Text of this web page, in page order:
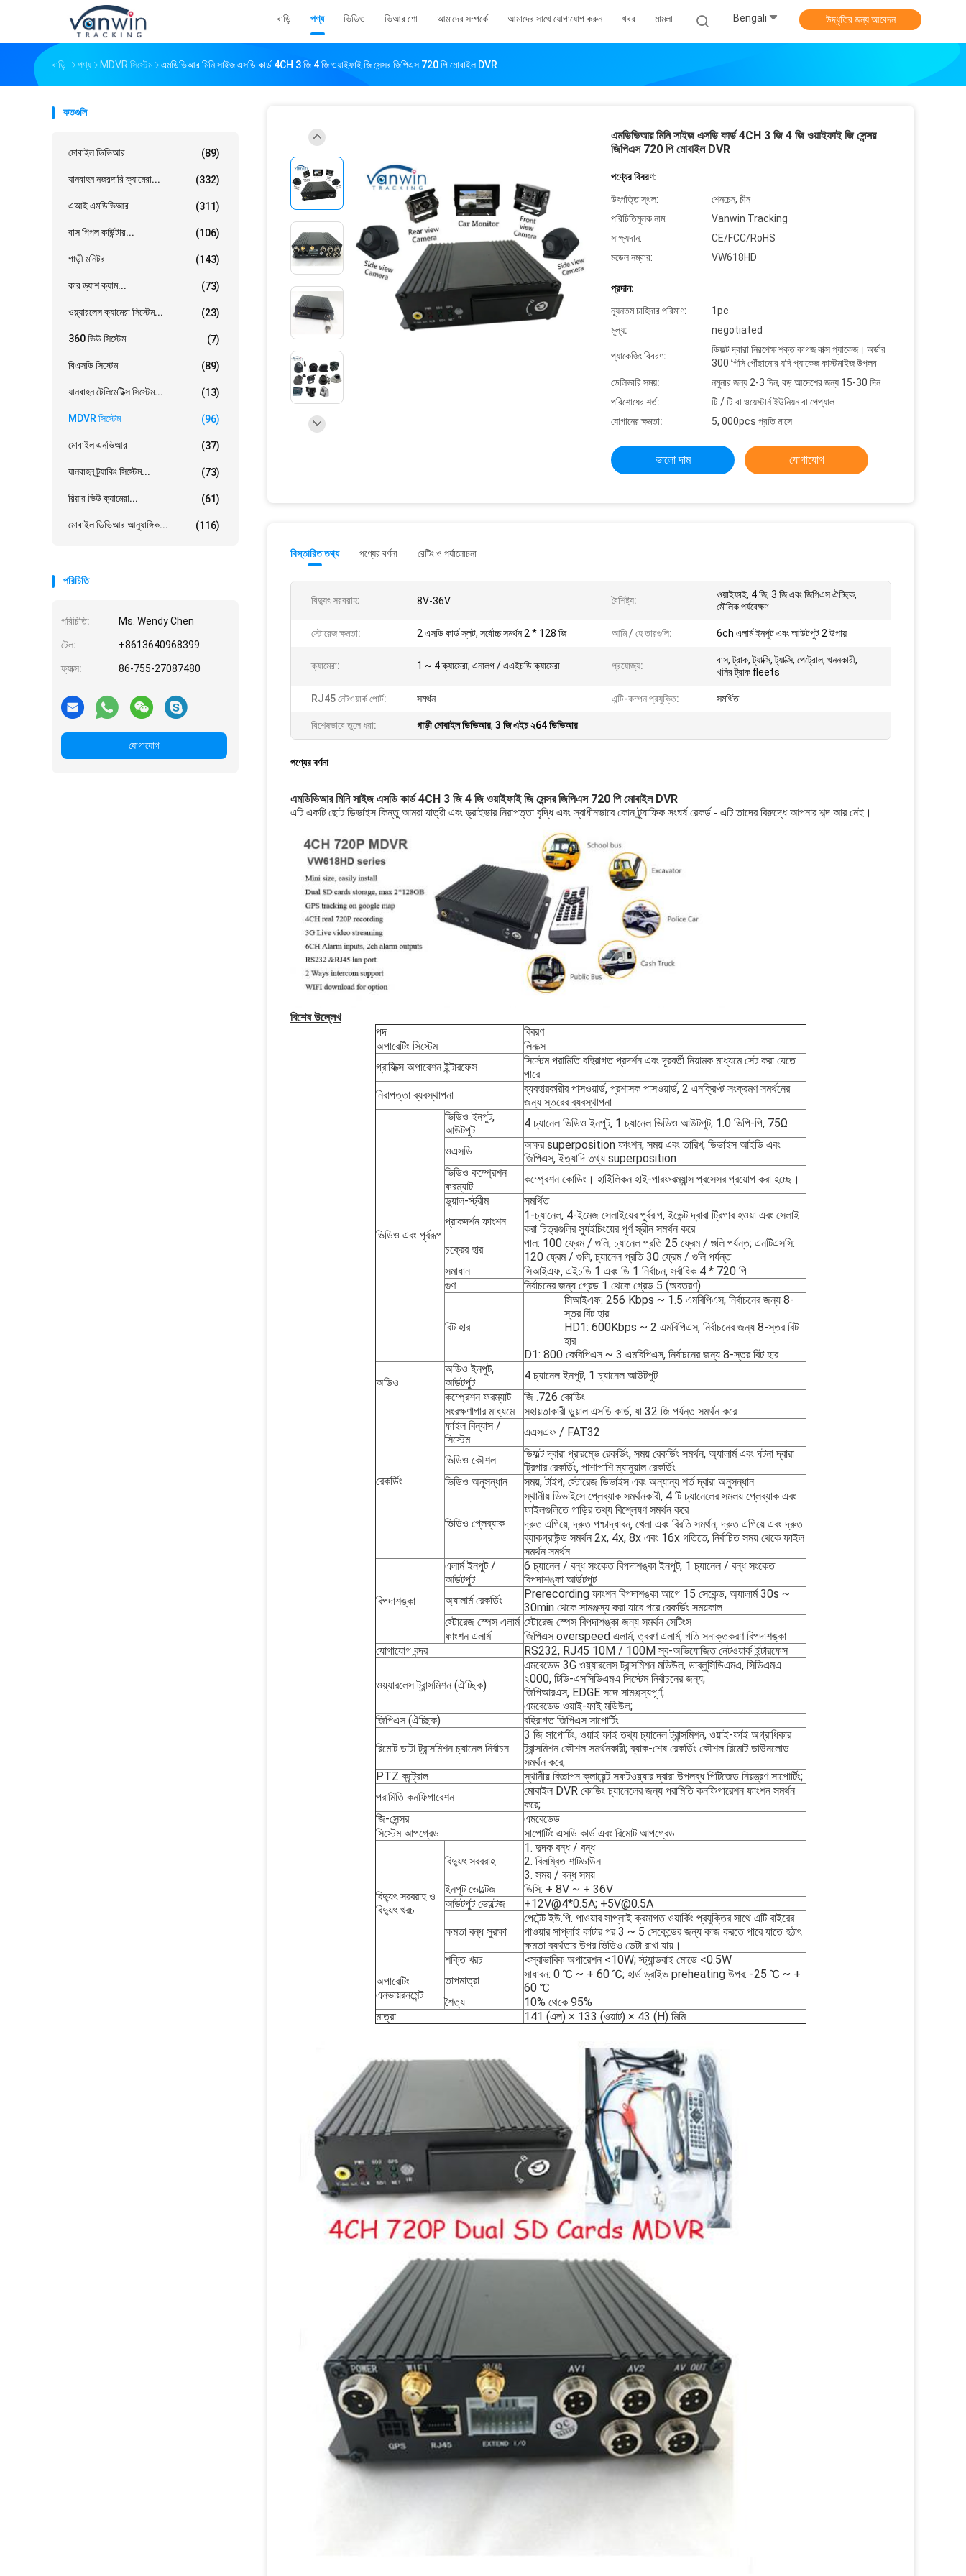
বাড়ি পণ্য ভিডিও ভিআর শো আমাদের সম্পর্কে আমাদের সাথে যোগাযোগ করুন খবর মামলা Bengali উদ্ধৃতির জন্য আবেদন
বাড়ি পণ্য MDVR সিস্টেম এমডিভিআর মিনি সাইজ এসডি কার্ড 4CH 3 জি 4 জি ওয়াইফাই জি সেন্সর জিপিএস 720 পি মোবাইল DVR
কতগুলি
মোবাইল ডিভিআর (89)
যানবাহন নজরদারি ক্যামেরা... (332)
এআই এমডিভিআর (311)
বাস পিপল কাউন্টার... (106)
গাড়ী মনিটর (143)
কার ড্যাশ ক্যাম... (73)
ওয়্যারলেস ক্যামেরা সিস্টেম... (23)
360 ভিউ সিস্টেম (7)
বিএসডি সিস্টেম (89)
যানবাহন টেলিমেটিক্স সিস্টেম... (13)
MDVR সিস্টেম (96)
মোবাইল এনভিআর (37)
যানবাহন ট্র্যাকিং সিস্টেম... (73)
রিয়ার ভিউ ক্যামেরা... (61)
মোবাইল ডিভিআর আনুষাঙ্গিক... (116)
পরিচিতি
পরিচিতি: Ms. Wendy Chen
টেল: +8613640968399
ফ্যাক্স: 86-755-27087480
যোগাযোগ
এমডিভিআর মিনি সাইজ এসডি কার্ড 4CH 3 জি 4 জি ওয়াইফাই জি সেন্সর
জিপিএস 720 পি মোবাইল DVR
পণ্যের বিবরণ:
উৎপত্তি স্থল:
শেনচেন, চীন
পরিচিতিমুলক নাম:
Vanwin Tracking
সাক্ষ্যদান:
CE/FCC/RoHS
মডেল নম্বার:
VW618HD
প্রদান:
ন্যূনতম চাহিদার পরিমাণ:
1pc
মূল্য:
negotiated
প্যাকেজিং বিবরণ:
ডিফল্ট দ্বারা নিরপেক্ষ শক্ত কাগজ বাক্স প্যাকেজ। অর্ডার
300 পিসি পৌঁছানোর যদি প্যাকেজ কাস্টমাইজ উপলব
ডেলিভারি সময়:
নমুনার জন্য 2-3 দিন, বড় আদেশের জন্য 15-30 দিন
পরিশোধের শর্ত:
টি / টি বা ওয়েস্টার্ন ইউনিয়ন বা পেপ্যাল
যোগানের ক্ষমতা:
5, 000pcs প্রতি মাসে
ভালো দাম যোগাযোগ
বিস্তারিত তথ্য পণ্যের বর্ণনা রেটিং ও পর্যালোচনা
বিদ্যুৎ সরবরাহ: 8V-36V বৈশিষ্ট্য:
ওয়াইফাই, 4 জি, 3 জি এবং জিপিএস ঐচ্ছিক,
মৌলিক পর্যবেক্ষণ
স্টোরেজ ক্ষমতা: 2 এসডি কার্ড স্লট, সর্বোচ্চ সমর্থন 2 * 128 জি আমি / হে তারগুলি: 6ch এলার্ম ইনপুট এবং আউটপুট 2 উপায়
ক্যামেরা: 1 ~ 4 ক্যামেরা; এনালগ / এএইচডি ক্যামেরা প্রযোজ্য:
বাস, ট্রাক, ট্যাক্সি, ট্যাক্সি, পেট্রোল, খননকারী,
খনির ট্রাক fleets
RJ45 নেটওয়ার্ক পোর্ট: সমর্থন এন্টি-কম্পন প্রযুক্তি: সমর্থিত
বিশেষভাবে তুলে ধরা: গাড়ী মোবাইল ডিভিআর, 3 জি এইচ ২64 ডিভিআর
পণ্যের বর্ণনা
এমডিভিআর মিনি সাইজ এসডি কার্ড 4CH 3 জি 4 জি ওয়াইফাই জি সেন্সর জিপিএস 720 পি মোবাইল DVR
এটি একটি ছোট ডিভাইস কিন্তু আমরা যাত্রী এবং ড্রাইভার নিরাপত্তা বৃদ্ধি এবং স্বাধীনভাবে কোন ট্র্যাফিক সংঘর্ষ রেকর্ড - এটি তাদের বিরুদ্ধে আপনার শব্দ আর নেই।
বিশেষ উল্লেখ
পদ
বিবরণ
অপারেটিং সিস্টেম
লিনাক্স
গ্রাফিক্স অপারেশন ইন্টারফেস
সিস্টেম পরামিতি বহিরাগত প্রদর্শন এবং দূরবর্তী নিয়ামক মাধ্যমে সেট করা যেতে
পারে
নিরাপত্তা ব্যবস্থাপনা
ব্যবহারকারীর পাসওয়ার্ড, প্রশাসক পাসওয়ার্ড, 2 এনক্রিপ্ট সংক্রমণ সমর্থনের
জন্য স্তরের ব্যবস্থাপনা
ভিডিও এবং পূর্বরূপ
ভিডিও ইনপুট,
আউটপুট
4 চ্যানেল ভিডিও ইনপুট, 1 চ্যানেল ভিডিও আউটপুট; 1.0 ভিপি-পি, 75Ω
ওএসডি
অক্ষর superposition ফাংশন, সময় এবং তারিখ, ডিভাইস আইডি এবং
জিপিএস, ইত্যাদি তথ্য superposition
ভিডিও কম্প্রেশন
ফরম্যাট
কম্প্রেশন কোডিং। হাইিলিকন হাই-পারফরম্যান্স প্রসেসর প্রয়োগ করা হচ্ছে।
ডুয়াল-স্ট্রীম
সমর্থিত
প্রাকদর্শন ফাংশন
1-চ্যানেল, 4-ইমেজ সেলাইয়ের পূর্বরূপ, ইভেন্ট দ্বারা ট্রিগার হওয়া এবং সেলাই
করা চিত্রগুলির স্যুইচিংয়ের পূর্ণ স্ক্রীন সমর্থন করে
চক্রের হার
পাল: 100 ফ্রেম / গুলি, চ্যানেল প্রতি 25 ফ্রেম / গুলি পর্যন্ত; এনটিএসসি:
120 ফ্রেম / গুলি, চ্যানেল প্রতি 30 ফ্রেম / গুলি পর্যন্ত
সমাধান
সিআইএফ, এইচডি 1 এবং ডি 1 নির্বাচন, সর্বাধিক 4 * 720 পি
গুণ
নির্বাচনের জন্য গ্রেড 1 থেকে গ্রেড 5 (অবতরণ)
বিট হার
সিআইএফ: 256 Kbps ~ 1.5 এমবিপিএস, নির্বাচনের জন্য 8-
স্তর বিট হার
HD1: 600Kbps ~ 2 এমবিপিএস, নির্বাচনের জন্য 8-স্তর বিট
হার
D1: 800 কেবিপিএস ~ 3 এমবিপিএস, নির্বাচনের জন্য 8-স্তর বিট হার
অডিও
অডিও ইনপুট,
আউটপুট
4 চ্যানেল ইনপুট, 1 চ্যানেল আউটপুট
কম্প্রেশন ফরম্যাট
জি .726 কোডিং
রেকর্ডিং
সংরক্ষণাগার মাধ্যমে
সহায়তাকারী ডুয়াল এসডি কার্ড, যা 32 জি পর্যন্ত সমর্থন করে
ফাইল বিন্যাস /
সিস্টেম
এএসএফ / FAT32
ভিডিও কৌশল
ডিফল্ট দ্বারা প্রারম্ভে রেকর্ডিং, সময় রেকর্ডিং সমর্থন, অ্যালার্ম এবং ঘটনা দ্বারা
ট্রিগার রেকর্ডিং, পাশাপাশি ম্যানুয়াল রেকর্ডিং
ভিডিও অনুসন্ধান
সময়, টাইপ, স্টোরেজ ডিভাইস এবং অন্যান্য শর্ত দ্বারা অনুসন্ধান
ভিডিও প্লেব্যাক
স্থানীয় ডিভাইসে প্লেব্যাক সমর্থনকারী, 4 টি চ্যানেলের সমলয় প্লেব্যাক এবং
ফাইলগুলিতে গাড়ির তথ্য বিশ্লেষণ সমর্থন করে
দ্রুত এগিয়ে, দ্রুত পশ্চাদ্ধাবন, খেলা এবং বিরতি সমর্থন, দ্রুত এগিয়ে এবং দ্রুত
ব্যাকগ্রাউন্ড সমর্থন 2x, 4x, 8x এবং 16x গতিতে, নির্বাচিত সময় থেকে ফাইল
সমর্থন সমর্থন
বিপদাশঙ্কা
এলার্ম ইনপুট /
আউটপুট
6 চ্যানেল / বন্ধ সংকেত বিপদাশঙ্কা ইনপুট, 1 চ্যানেল / বন্ধ সংকেত
বিপদাশঙ্কা আউটপুট
অ্যালার্ম রেকর্ডিং
Prerecording ফাংশন বিপদাশঙ্কা আগে 15 সেকেন্ড, অ্যালার্ম 30s ~
30min থেকে সামঞ্জস্য করা যাবে পরে রেকর্ডিং সময়কাল
স্টোরেজ স্পেস এলার্ম স্টোরেজ স্পেস বিপদাশঙ্কা জন্য সমর্থন সেটিংস
ফাংশন এলার্ম
জিপিএস overspeed এলার্ম, ত্বরণ এলার্ম, গতি সনাক্তকরণ বিপদাশঙ্কা
যোগাযোগ বন্দর
RS232, RJ45 10M / 100M স্ব-অভিযোজিত নেটওয়ার্ক ইন্টারফেস
ওয়্যারলেস ট্রান্সমিশন (ঐচ্ছিক)
এমবেডেড 3G ওয়্যারলেস ট্রান্সমিশন মডিউল, ডাব্লুসিডিএমএ, সিডিএমএ
২000, টিডি-এসসিডিএমএ সিস্টেম নির্বাচনের জন্য;
জিপিআরএস, EDGE সঙ্গে সামঞ্জস্যপূর্ণ;
এমবেডেড ওয়াই-ফাই মডিউল;
জিপিএস (ঐচ্ছিক)
বহিরাগত জিপিএস সাপোর্টিং
রিমোট ডাটা ট্রান্সমিশন চ্যানেল নির্বাচন
3 জি সাপোর্টিং, ওয়াই ফাই তথ্য চ্যানেল ট্রান্সমিশন, ওয়াই-ফাই অগ্রাধিকার
ট্রান্সমিশন কৌশল সমর্থনকারী; ব্যাক-শেষ রেকর্ডিং কৌশল রিমোট ডাউনলোড
সমর্থন করে;
PTZ কন্ট্রোল
স্থানীয় বিজ্ঞাপন ক্লায়েন্ট সফটওয়্যার দ্বারা উপলব্ধ পিটিজেড নিয়ন্ত্রণ সাপোর্টিং;
পরামিতি কনফিগারেশন
মোবাইল DVR কোডিং চ্যানেলের জন্য পরামিতি কনফিগারেশন ফাংশন সমর্থন
করে;
জি-সেন্সর
এমবেডেড
সিস্টেম আপগ্রেড
সাপোর্টিং এসডি কার্ড এবং রিমোট আপগ্রেড
বিদ্যুৎ সরবরাহ ও
বিদ্যুৎ খরচ
বিদ্যুৎ সরবরাহ
1. দুদক বন্ধ / বন্ধ
2. বিলম্বিত শাটডাউন
3. সময় / বন্ধ সময়
ইনপুট ভোল্টেজ
ডিসি: + 8V ~ + 36V
আউটপুট ভোল্টেজ
+12V@4*0.5A; +5V@0.5A
ক্ষমতা বন্ধ সুরক্ষা
পেটেন্ট ইউ.পি. পাওয়ার সাপ্লাই ক্রমাগত ওয়ার্কিং প্রযুক্তির সাথে এটি বাইরের
পাওয়ার সাপ্লাই কাটার পর 3 ~ 5 সেকেন্ডের জন্য কাজ করতে পারে যাতে হঠাৎ
ক্ষমতা ব্যর্থতার উপর ভিডিও ডেটা রাখা যায়।
শক্তি খরচ
<স্বাভাবিক অপারেশন <10W; স্ট্যান্ডবাই মোডে <0.5W
অপারেটিং
এনভায়রনমেন্ট
তাপমাত্রা
সাধারন: 0 ℃ ~ + 60 ℃; হার্ড ড্রাইভ preheating উপর: -25 ℃ ~ +
60 ℃
শৈত্য
10% থেকে 95%
মাত্রা
141 (এল) × 133 (ওয়াট) × 43 (H) মিমি